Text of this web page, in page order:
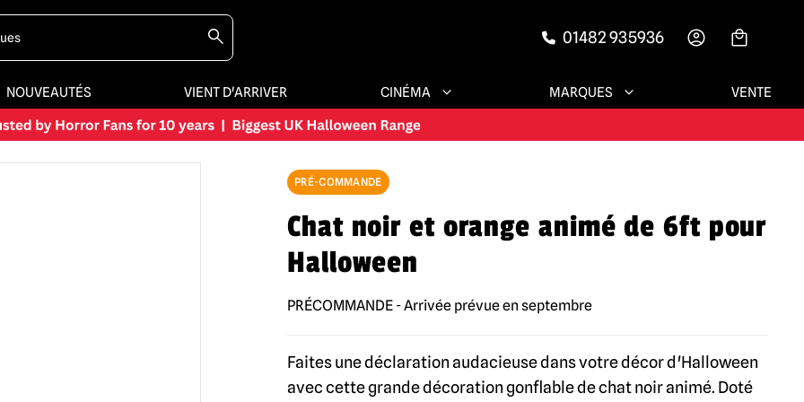
01482 935936
NOUVEAUTÉS VIENT D'ARRIVER CINÉMA MARQUES VENTE
PRÉ-COMMANDE
Chat noir et orange animé de 6ft pour
Halloween
PRÉCOMMANDE - Arrivée prévue en septembre
Faites une déclaration audacieuse dans votre décor d'Halloween
avec cette grande décoration gonflable de chat noir animé. Doté